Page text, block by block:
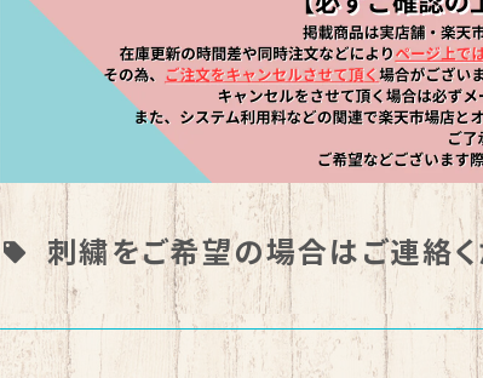
刺繍をご希望の場合はご連絡く